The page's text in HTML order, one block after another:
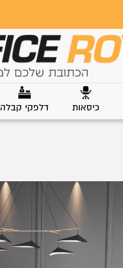
כיסאות דלפקי קבלה